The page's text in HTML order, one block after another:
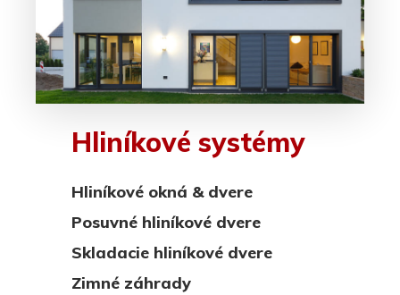
Hliníkové systémy
Hliníkové okná & dvere
Posuvné hliníkové dvere
Skladacie hliníkové dvere
Zimné záhrady